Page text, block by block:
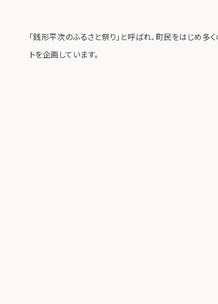
「銭形平次のふるさと祭り」と呼ばれ、町民をはじめ
トを企画しています。